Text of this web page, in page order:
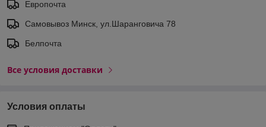
Европочта
Самовывоз Минск, ул.Шаранговича 78
Белпочта
Все условия доставки
Условия оплаты